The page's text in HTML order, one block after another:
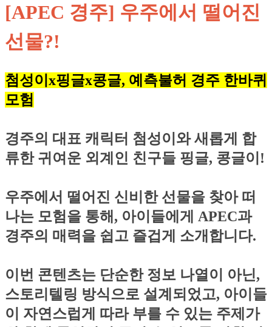
[APEC 경주] 우주에서 떨어진
선물?!
첨성이x핑글x콩글, 예측불허 경주 한바퀴
모험
경주의 대표 캐릭터 첨성이와 새롭게 합
류한 귀여운 외계인 친구들 핑글, 콩글이!
우주에서 떨어진 신비한 선물을 찾아 떠
나는 모험을 통해, 아이들에게 APEC과
경주의 매력을 쉽고 즐겁게 소개합니다.
이번 콘텐츠는 단순한 정보 나열이 아닌,
스토리텔링 방식으로 설계되었고, 아이들
이 자연스럽게 따라 부를 수 있는 주제가